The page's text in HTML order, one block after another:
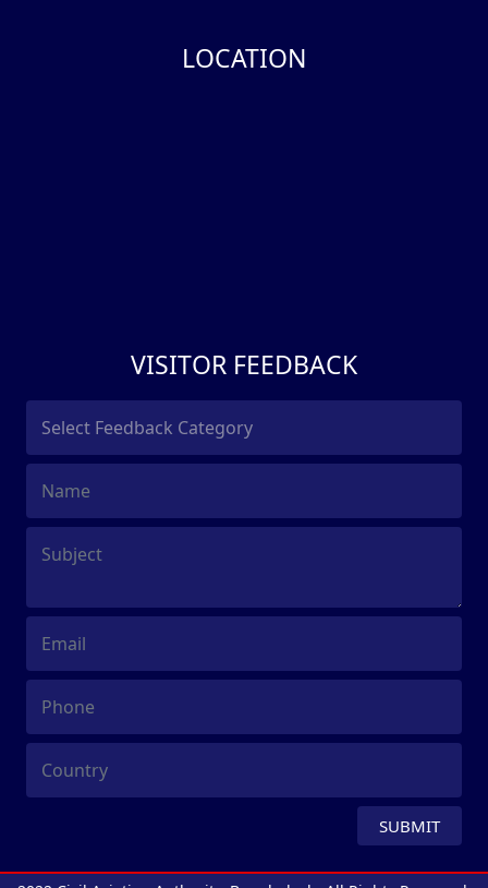
LOCATION
VISITOR FEEDBACK
SUBMIT